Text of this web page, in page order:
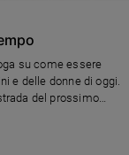
su come essere
e delle donne di oggi.
del prossimo